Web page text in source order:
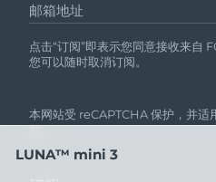
邮箱地址
点击“订阅”即表示您同意接收来自
您可以随时取消订阅。
本网站受 reCAPTCHA 保护，并
款。
LUNA™ mini 3